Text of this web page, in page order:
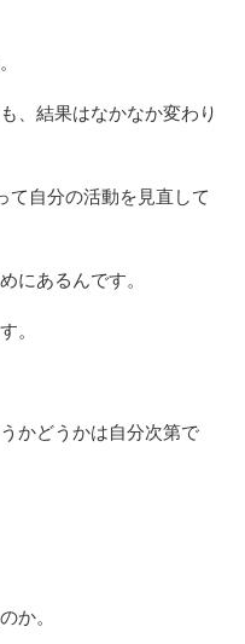
、結果はなかなか変わり
て自分の活動を見直して
にあるんです。
。
かどうかは自分次第で
か。